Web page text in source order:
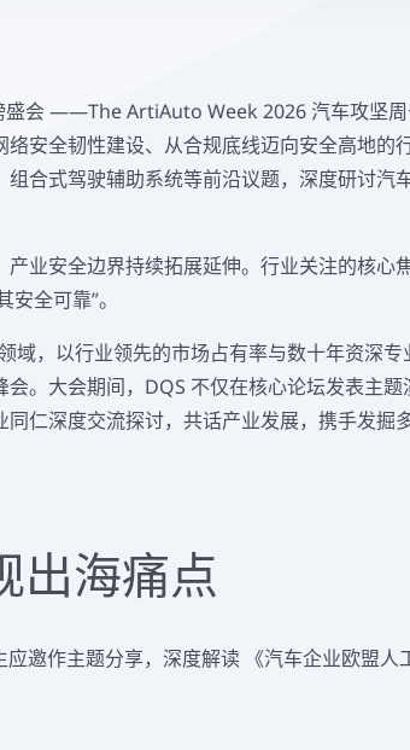
盛会 ——The ArtiAuto Week 2026 汽车攻坚
安全韧性建设、从合规底线迈向安全高地的
合式驾驶辅助系统等前沿议题，深度研讨汽
业安全边界持续拓展延伸。行业关注的核心
全可靠”。
域，以行业领先的市场占有率与数十年资深
。大会期间，DQS 不仅在核心论坛发表主
仁深度交流探讨，共话产业发展，携手发掘
出海痛点
邀作主题分享，深度解读 《汽车企业欧盟